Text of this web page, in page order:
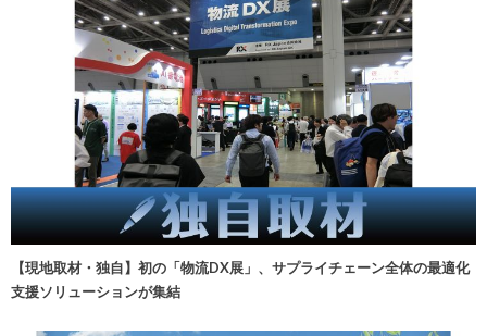
【現地取材・独自】初の「物流DX展」、サプライチェーン全体の最適化
支援ソリューションが集結